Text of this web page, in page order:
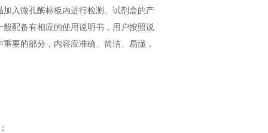
入微孔酶标板内进行检测。试剂盒的产
配备有相应的使用说明书，用户按照说
要的部分，内容应准确、简洁、易懂，